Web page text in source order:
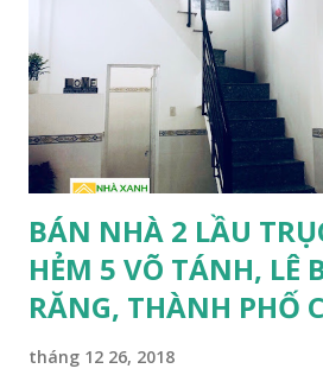
BÁN NHÀ 2 LẦU
HẺM 5 VÕ TÁNH, LÊ
RĂNG, THÀNH PHỐ
tháng 12 26, 2018